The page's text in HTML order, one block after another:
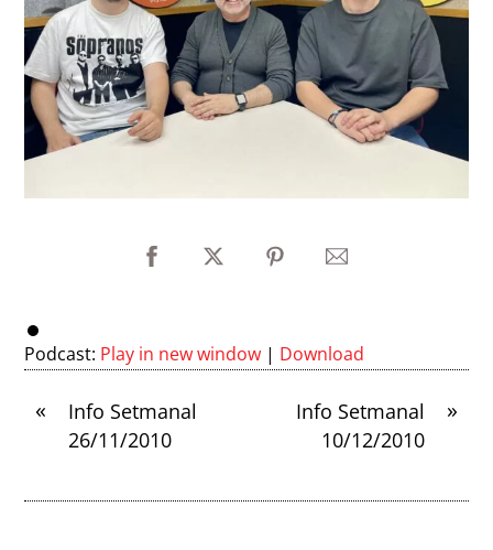
Podcast: Play in new window | Download
«
Info Setmanal
26/11/2010
»
Info Setmanal
10/12/2010